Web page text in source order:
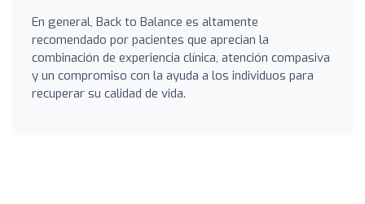
En general, Back to Balance es altamente
recomendado por pacientes que aprecian la
combinación de experiencia clínica, atención compasiva
y un compromiso con la ayuda a los individuos para
recuperar su calidad de vida.